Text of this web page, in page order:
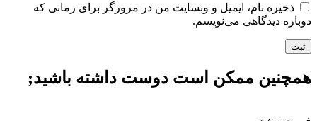
ذخیره نام، ایمیل و وبسایت من در مرورگر برای زمانی که
دوباره دیدگاهی می‌نویسم.
همچنین ممکن است دوست داشته باشید;